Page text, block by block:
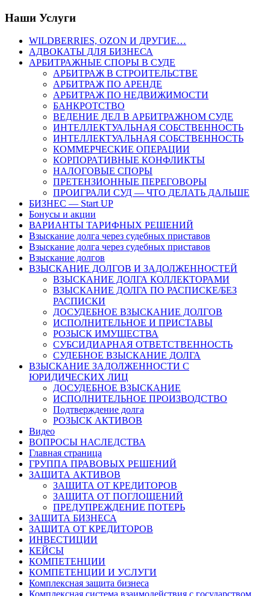
Наши Услуги
WILDBERRIES, OZON И ДРУГИЕ…
АДВОКАТЫ ДЛЯ БИЗНЕСА
АРБИТРАЖНЫЕ СПОРЫ В СУДЕ
АРБИТРАЖ В СТРОИТЕЛЬСТВЕ
АРБИТРАЖ ПО АРЕНДЕ
АРБИТРАЖ ПО НЕДВИЖИМОСТИ
БАНКРОТСТВО
ВЕДЕНИЕ ДЕЛ В АРБИТРАЖНОМ СУДЕ
ИНТЕЛЛЕКТУАЛЬНАЯ СОБСТВЕННОСТЬ
ИНТЕЛЛЕКТУАЛЬНАЯ СОБСТВЕННОСТЬ
КОММЕРЧЕСКИЕ ОПЕРАЦИИ
КОРПОРАТИВНЫЕ КОНФЛИКТЫ
НАЛОГОВЫЕ СПОРЫ
ПРЕТЕНЗИОННЫЕ ПЕРЕГОВОРЫ
ПРОИГРАЛИ СУД — ЧТО ДЕЛАТЬ ДАЛЬШЕ
БИЗНЕС — Start UP
Бонусы и акции
ВАРИАНТЫ ТАРИФНЫХ РЕШЕНИЙ
Взыскание долга через судебных приставов
Взыскание долга через судебных приставов
Взыскание долгов
ВЗЫСКАНИЕ ДОЛГОВ И ЗАДОЛЖЕННОСТЕЙ
ВЗЫСКАНИЕ ДОЛГА КОЛЛЕКТОРАМИ
ВЗЫСКАНИЕ ДОЛГА ПО РАСПИСКЕ/БЕЗ
РАСПИСКИ
ДОСУДЕБНОЕ ВЗЫСКАНИЕ ДОЛГОВ
ИСПОЛНИТЕЛЬНОЕ И ПРИСТАВЫ
РОЗЫСК ИМУЩЕСТВА
СУБСИДИАРНАЯ ОТВЕТСТВЕННОСТЬ
СУДЕБНОЕ ВЗЫСКАНИЕ ДОЛГА
ВЗЫСКАНИЕ ЗАДОЛЖЕННОСТИ С
ЮРИДИЧЕСКИХ ЛИЦ
ДОСУДЕБНОЕ ВЗЫСКАНИЕ
ИСПОЛНИТЕЛЬНОЕ ПРОИЗВОДСТВО
Подтверждение долга
РОЗЫСК АКТИВОВ
Видео
ВОПРОСЫ НАСЛЕДСТВА
Главная страница
ГРУППА ПРАВОВЫХ РЕШЕНИЙ
ЗАЩИТА АКТИВОВ
ЗАЩИТА ОТ КРЕДИТОРОВ
ЗАЩИТА ОТ ПОГЛОЩЕНИЙ
ПРЕДУПРЕЖДЕНИЕ ПОТЕРЬ
ЗАЩИТА БИЗНЕСА
ЗАЩИТА ОТ КРЕДИТОРОВ
ИНВЕСТИЦИИ
КЕЙСЫ
КОМПЕТЕНЦИИ
КОМПЕТЕНЦИИ И УСЛУГИ
Комплексная защита бизнеса